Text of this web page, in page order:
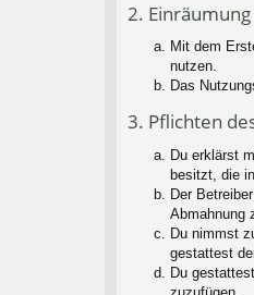
2.
Mit dem
nutzen.
Das
3. Pflichten
Du erklärst
besitzt, die
Der
Abmahnung
Du nimmst
gestattest
Du